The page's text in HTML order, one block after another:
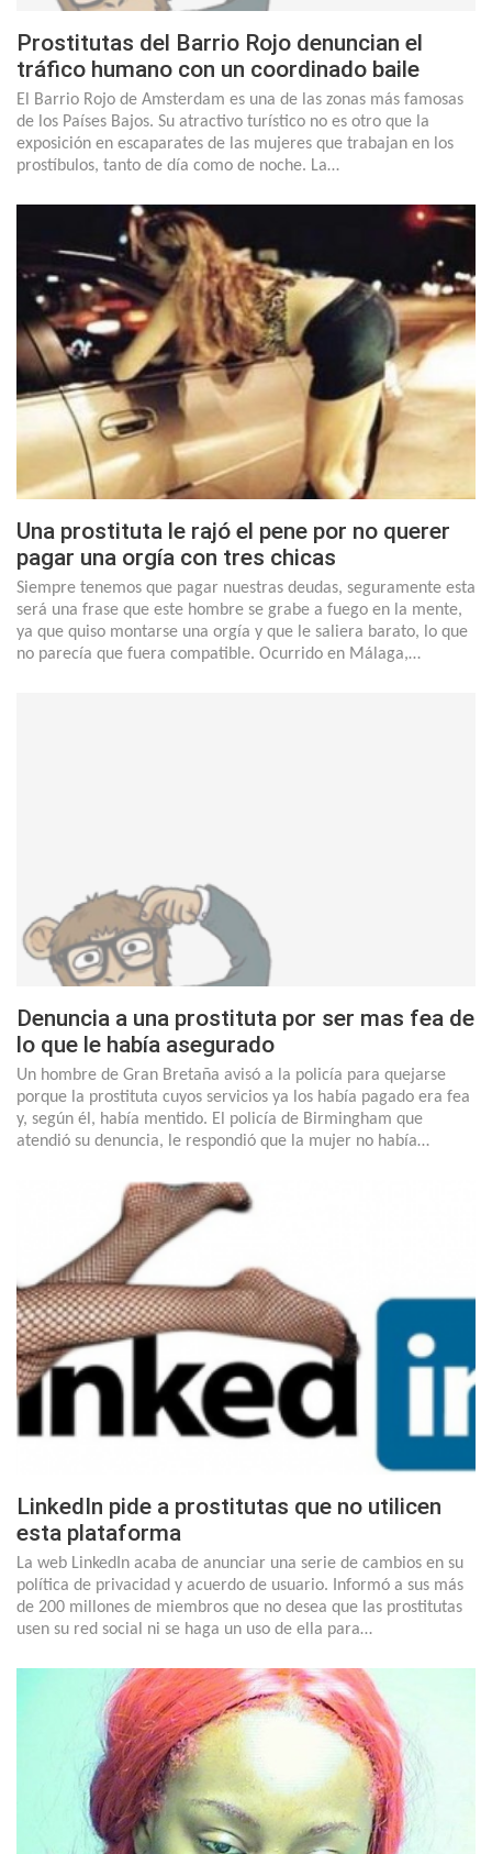
Prostitutas del Barrio Rojo denuncian el
tráfico humano con un coordinado baile
El Barrio Rojo de Amsterdam es una de las zonas más famosas
de los Países Bajos. Su atractivo turístico no es otro que la
exposición en escaparates de las mujeres que trabajan en los
prostíbulos, tanto de día como de noche. La…
Una prostituta le rajó el pene por no querer
pagar una orgía con tres chicas
Siempre tenemos que pagar nuestras deudas, seguramente esta
será una frase que este hombre se grabe a fuego en la mente,
ya que quiso montarse una orgía y que le saliera barato, lo que
no parecía que fuera compatible. Ocurrido en Málaga,…
Denuncia a una prostituta por ser mas fea de
lo que le había asegurado
Un hombre de Gran Bretaña avisó a la policía para quejarse
porque la prostituta cuyos servicios ya los había pagado era fea
y, según él, había mentido. El policía de Birmingham que
atendió su denuncia, le respondió que la mujer no había…
LinkedIn pide a prostitutas que no utilicen
esta plataforma
La web LinkedIn acaba de anunciar una serie de cambios en su
política de privacidad y acuerdo de usuario. Informó a sus más
de 200 millones de miembros que no desea que las prostitutas
usen su red social ni se haga un uso de ella para…